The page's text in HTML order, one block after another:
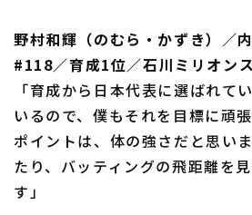
野村和輝（のむら・かずき）／
#118／育成1位／石川ミリオン
「育成から日本代表に選ばれて
いるので、僕もそれを目標に頑
ポイントは、体の強さだと思い
たり、バッティングの飛距離を
す」